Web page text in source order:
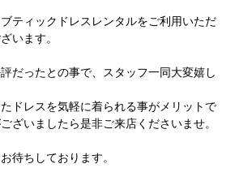
ティックドレスレンタルをご利用いただ
います。
だったとの事で、スタッフ一同大変嬉し
ドレスを気軽に着られる事がメリットで
ざいましたら是非ご来店くださいませ。
待ちしております。